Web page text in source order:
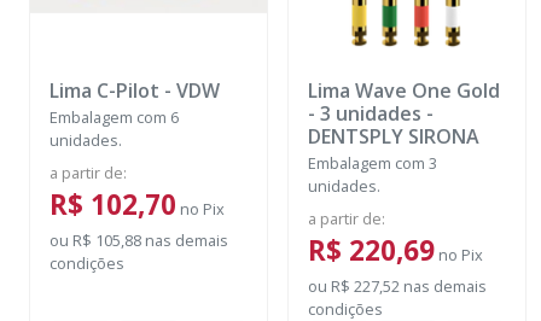
Lima C-Pilot - VDW
Embalagem com 6
unidades.
a partir de:
R$ 102,70 no Pix
ou R$ 105,88 nas demais
condições
Lima Wave One Gold
- 3 unidades -
DENTSPLY SIRONA
Embalagem com 3
unidades.
a partir de:
R$ 220,69 no Pix
ou R$ 227,52 nas demais
condições